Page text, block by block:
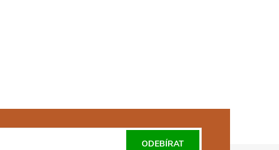
ODEBÍRAT